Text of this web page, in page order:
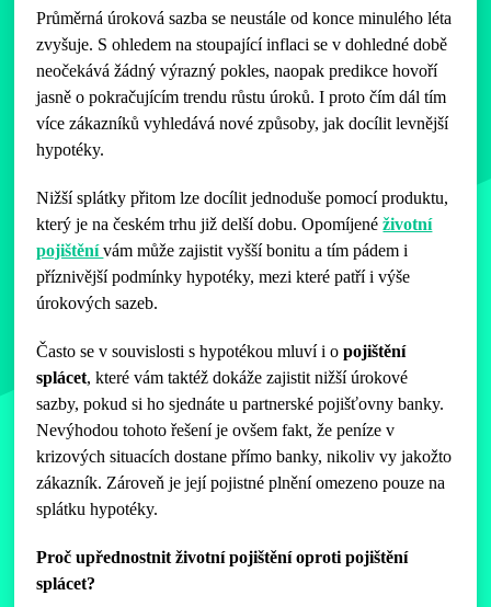
Průměrná úroková sazba se neustále od konce minulého léta
zvyšuje. S ohledem na stoupající inflaci se v dohledné době
neočekává žádný výrazný pokles, naopak predikce hovoří
jasně o pokračujícím trendu růstu úroků. I proto čím dál tím
více zákazníků vyhledává nové způsoby, jak docílit levnější
hypotéky.
Nižší splátky přitom lze docílit jednoduše pomocí produktu,
který je na českém trhu již delší dobu. Opomíjenéživotní
pojištěnívám může zajistit vyšší bonitu a tím pádem i
příznivější podmínky hypotéky, mezi které patří i výše
úrokových sazeb.
Často se v souvislosti s hypotékou mluví i o pojištění
splácet, které vám taktéž dokáže zajistit nižší úrokové
sazby, pokud si ho sjednáte u partnerské pojišťovny banky.
Nevýhodou tohoto řešení je ovšem fakt, že peníze v
krizových situacích dostane přímo banky, nikoliv vy jakožto
zákazník. Zároveň je její pojistné plnění omezeno pouze na
splátku hypotéky.
Proč upřednostnit životní pojištění oproti pojištění
splácet?